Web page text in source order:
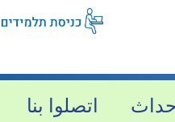
اتصلوا بنا